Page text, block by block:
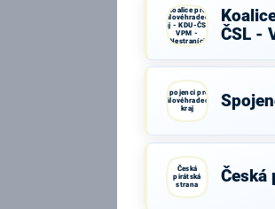
Koalice pro
Královéhradecký
kraj - KDU-ČSL -
VPM -
Nestraníci
ČSL -
Spojenci pro
Královéhradecký
kraj
Česká
pirátská
strana
Česká